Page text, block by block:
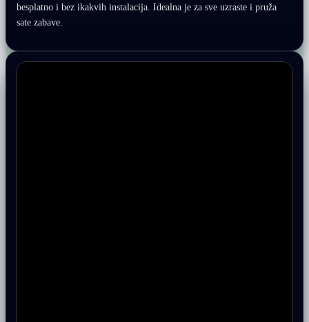
besplatno i bez ikakvih instalacija. Idealna je za sve uzraste i pruža
sate zabave.